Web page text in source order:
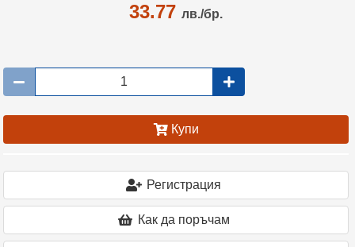
33.77 лв./бр.
Купи
Регистрация
Как да поръчам